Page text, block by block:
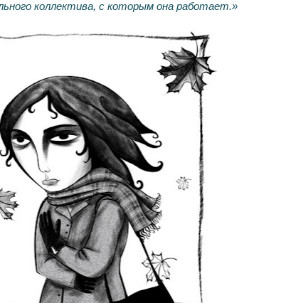
коллектива, с которым она работает.»